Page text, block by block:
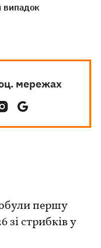
мережах
першу
стрибків у